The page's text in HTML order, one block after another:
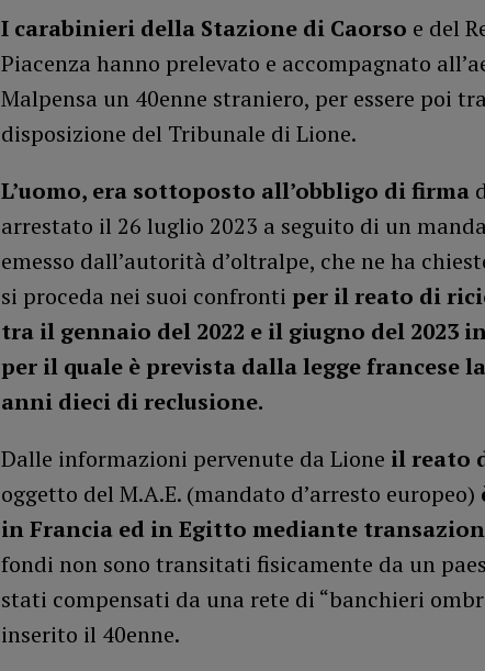
I carabinieri della Stazione di Caorso e del
Piacenza hanno prelevato e accompagnato
Malpensa un 40enne straniero, per essere poi
disposizione del Tribunale di Lione.
L’uomo, era sottoposto all’obbligo di firma
arrestato il 26 luglio 2023 a seguito di un
emesso dall’autorità d’oltralpe, che ne ha
si proceda nei suoi confronti per il reato di
tra il gennaio del 2022 e il giugno del 2023
per il quale è prevista dalla legge francese
anni dieci di reclusione.
Dalle informazioni pervenute da Lione il reato
oggetto del M.A.E. (mandato d’arresto europeo)
in Francia ed in Egitto mediante
fondi non sono transitati fisicamente da un
stati compensati da una rete di “banchieri
inserito il 40enne.